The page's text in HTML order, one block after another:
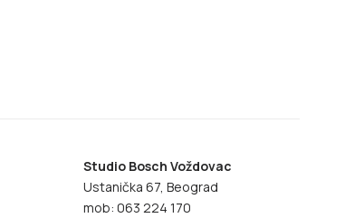
Studio Bosch Voždovac
Ustanička 67, Beograd
mob: 063 224 170